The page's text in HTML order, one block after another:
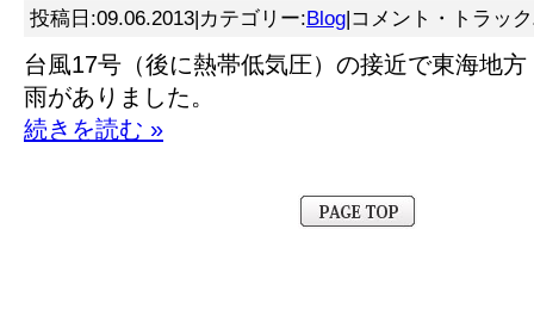
投稿日:09.06.2013|カテゴリー:Blog|コメント・トラッ
台風17号（後に熱帯低気圧）の接近で東海地
雨がありました。
続きを読む »